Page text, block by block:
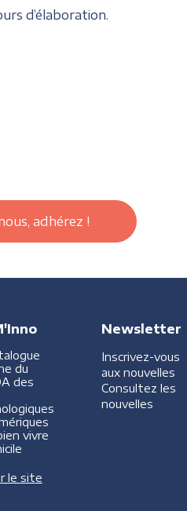
d’élaboration.
adhérez !
du
des
vivre
le site
Newsletter
Inscrivez-vous
aux nouvelles
Consultez les
nouvelles